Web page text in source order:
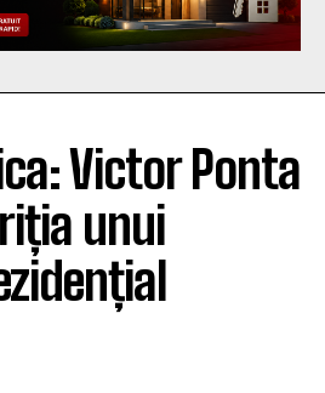
Victor Ponta
unui